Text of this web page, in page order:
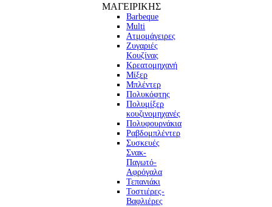
ΜΑΓΕΙΡΙΚΗΣ
Barbeque
Multi
Ατμομάγειρες
Ζυγαριές
Κουζίνας
Κρεατομηχανή
Μίξερ
Μπλέντερ
Πολυκόφτης
Πολυμίξερ
κουζινομηχανές
Πολυφουρνάκια
Ραβδομπλέντερ
Συσκευές
Σνακ-
Παγωτό-
Αφρόγαλα
Τεπανιάκι
Τοστιέρες-
Βαφλιέρες